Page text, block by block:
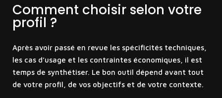
Comment choisir selon votre
profil ?
Après avoir passé en revue les spécificités techniques,
les cas d’usage et les contraintes économiques, il est
temps de synthétiser. Le bon outil dépend avant tout
de votre profil, de vos objectifs et de votre contexte.